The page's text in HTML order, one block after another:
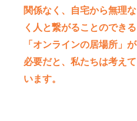
関係なく、自宅から無理な
く人と繋がることのできる
「オンラインの居場所」が
必要だと、私たちは考えて
います。